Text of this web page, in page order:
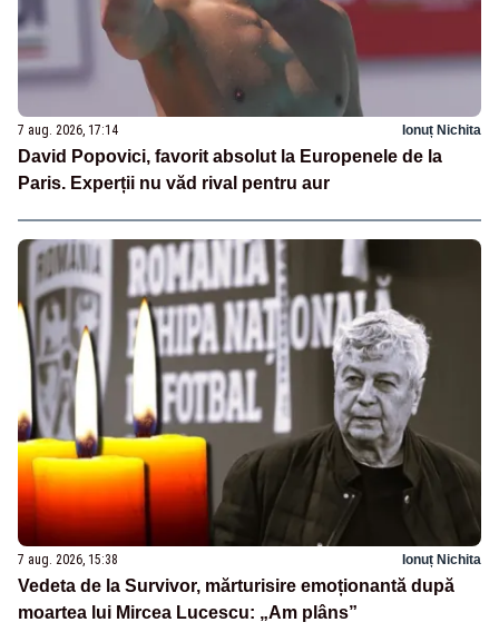
7 aug. 2026, 17:14 Ionuț Nichita
David Popovici, favorit absolut la Europenele de la
Paris. Experții nu văd rival pentru aur
7 aug. 2026, 15:38 Ionuț Nichita
Vedeta de la Survivor, mărturisire emoționantă după
moartea lui Mircea Lucescu: „Am plâns”